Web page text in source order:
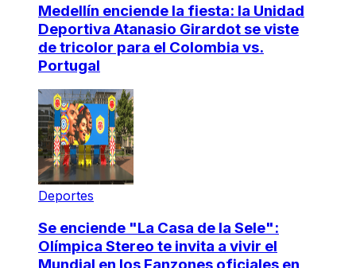
Medellín enciende la fiesta: la Unidad
Deportiva Atanasio Girardot se viste
de tricolor para el Colombia vs.
Portugal
Deportes
Se enciende "La Casa de la Sele":
Olímpica Stereo te invita a vivir el